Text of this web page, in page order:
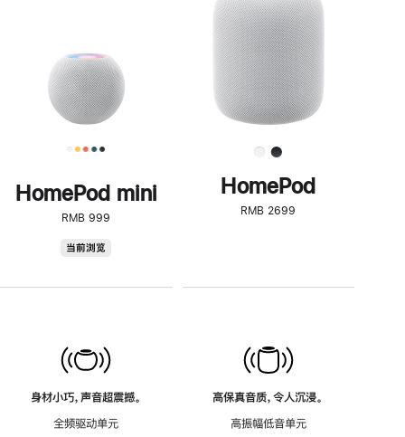
HomePod mini
RMB 999
当前浏览
身材小巧，声音超震撼。
全频驱动单元
了
解
HomePod<
HomePod
RMB 2699
高保真音质，令人沉浸。
高振幅低音单元